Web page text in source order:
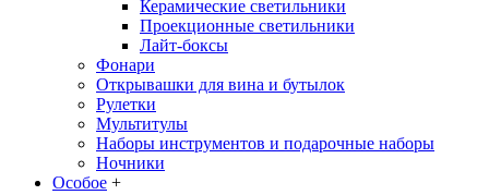
Керамические светильники
Проекционные светильники
Лайт-боксы
Фонари
Открывашки для вина и бутылок
Рулетки
Мультитулы
Наборы инструментов и подарочные наборы
Ночники
Особое +